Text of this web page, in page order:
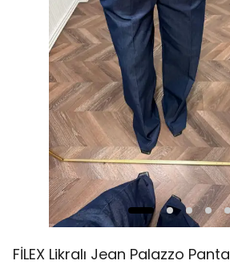
FİLEX Likralı Jean Palazzo